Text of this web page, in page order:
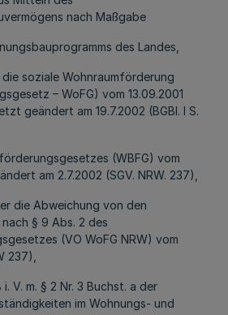
nach Maßgabe
des Landes,
soziale Wohnraumförderung
– WoFG) vom 13.09.2001
geändert am 19.7.2002 (BGBl. I S.
(WBFG) vom
am 2.7.2002 (SGV. NRW. 237),
die Abweichung von den
§ 9 Abs. 2 des
(VO WoFG NRW) vom
237),
V. m. § 2 Nr. 3 Buchst. a der
im Wohnungs- und